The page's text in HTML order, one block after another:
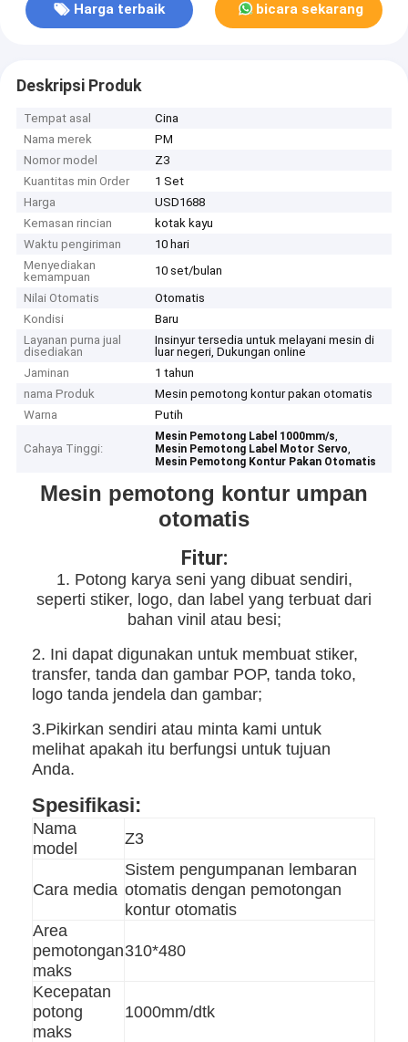
Harga terbaik bicara sekarang
Deskripsi Produk
Tempat asal
Cina
Nama merek
PM
Nomor model
Z3
Kuantitas min Order
1 Set
Harga
USD1688
Kemasan rincian
kotak kayu
Waktu pengiriman
10 hari
Menyediakan
kemampuan
10 set/bulan
Nilai Otomatis
Otomatis
Kondisi
Baru
Layanan purna jual
disediakan
Insinyur tersedia untuk melayani mesin di
luar negeri, Dukungan online
Jaminan
1 tahun
nama Produk
Mesin pemotong kontur pakan otomatis
Warna
Putih
Cahaya Tinggi:
Mesin Pemotong Label 1000mm/s,
Mesin Pemotong Label Motor Servo,
Mesin Pemotong Kontur Pakan Otomatis
Mesin pemotong kontur umpan
otomatis
Fitur:
1. Potong karya seni yang dibuat sendiri,
seperti stiker, logo, dan label yang terbuat dari
bahan vinil atau besi;
2. Ini dapat digunakan untuk membuat stiker,
transfer, tanda dan gambar POP, tanda toko,
logo tanda jendela dan gambar;
3.Pikirkan sendiri atau minta kami untuk
melihat apakah itu berfungsi untuk tujuan
Anda.
Spesifikasi:
Nama
model
Z3
Cara media
Sistem pengumpanan lembaran
otomatis dengan pemotongan
kontur otomatis
Area
pemotongan
maks
310*480
Kecepatan
potong
maks
1000mm/dtk